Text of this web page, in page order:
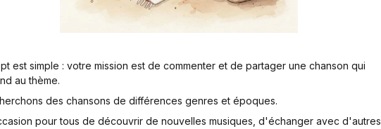
est simple : votre mission est de commenter et de partager une chanson qui
au thème.
des chansons de différences genres et époques.
pour tous de découvrir de nouvelles musiques, d'échanger avec d'autres